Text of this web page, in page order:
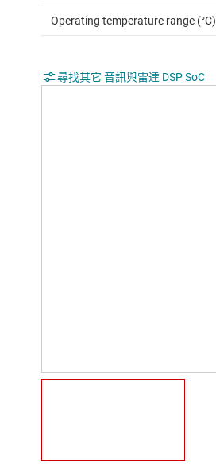
Operating temperature range (°C)
尋找其它 音訊與雷達 DSP SoC